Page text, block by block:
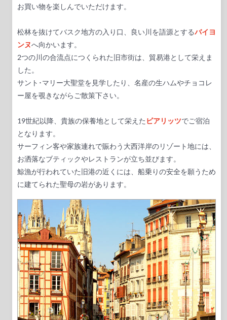
お買い物を楽しんでいただけます。
松林を抜けてバスク地方の入り口、良い川を語源とするバイヨ
ンヌへ向かいます。
2つの川の合流点につくられた旧市街は、貿易港として栄えま
した。
サント･マリー大聖堂を見学したり、名産の生ハムやチョコレ
ー屋を覗きながらご散策下さい。
19世紀以降、貴族の保養地として栄えた ビアリッツでご宿泊
となります。
サーフィン客や家族連れで賑わう大西洋岸のリゾート地には、
お洒落なブティックやレストランが立ち並びます。
鯨漁が行われていた旧港の近くには、船乗りの安全を願うため
に建てられた聖母の岩があります。